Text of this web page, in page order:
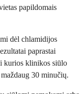
papildomais
dėl chlamidijos
paprastai
kurios klinikos siūlo
30 minučių.